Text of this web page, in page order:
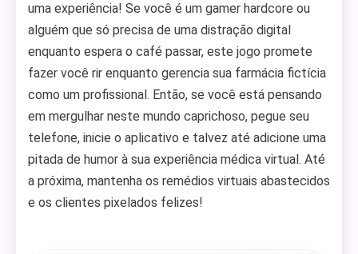
uma experiência! Se você é um gamer hardcore ou
alguém que só precisa de uma distração digital
enquanto espera o café passar, este jogo promete
fazer você rir enquanto gerencia sua farmácia fictícia
como um profissional. Então, se você está pensando
em mergulhar neste mundo caprichoso, pegue seu
telefone, inicie o aplicativo e talvez até adicione uma
pitada de humor à sua experiência médica virtual. Até
a próxima, mantenha os remédios virtuais abastecidos
e os clientes pixelados felizes!